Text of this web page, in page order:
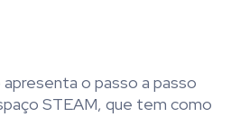
o passo a passo
STEAM, que tem como